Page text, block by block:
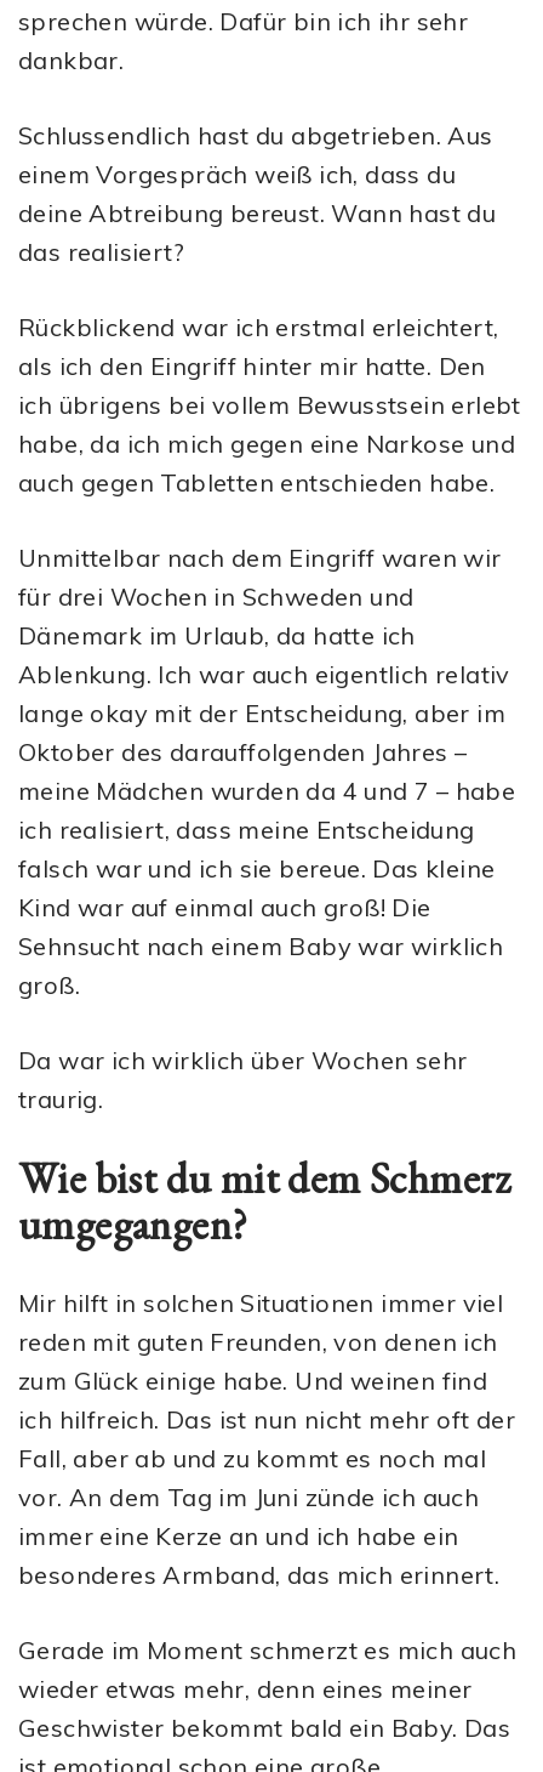
sprechen würde. Dafür bin ich ihr sehr
dankbar.
Schlussendlich hast du abgetrieben. Aus
einem Vorgespräch weiß ich, dass du
deine Abtreibung bereust. Wann hast du
das realisiert?
Rückblickend war ich erstmal erleichtert,
als ich den Eingriff hinter mir hatte. Den
ich übrigens bei vollem Bewusstsein erlebt
habe, da ich mich gegen eine Narkose und
auch gegen Tabletten entschieden habe.
Unmittelbar nach dem Eingriff waren wir
für drei Wochen in Schweden und
Dänemark im Urlaub, da hatte ich
Ablenkung. Ich war auch eigentlich relativ
lange okay mit der Entscheidung, aber im
Oktober des darauffolgenden Jahres –
meine Mädchen wurden da 4 und 7 – habe
ich realisiert, dass meine Entscheidung
falsch war und ich sie bereue. Das kleine
Kind war auf einmal auch groß! Die
Sehnsucht nach einem Baby war wirklich
groß.
Da war ich wirklich über Wochen sehr
traurig.
Wie bist du mit dem Schmerz
umgegangen?
Mir hilft in solchen Situationen immer viel
reden mit guten Freunden, von denen ich
zum Glück einige habe. Und weinen find
ich hilfreich. Das ist nun nicht mehr oft der
Fall, aber ab und zu kommt es noch mal
vor. An dem Tag im Juni zünde ich auch
immer eine Kerze an und ich habe ein
besonderes Armband, das mich erinnert.
Gerade im Moment schmerzt es mich auch
wieder etwas mehr, denn eines meiner
Geschwister bekommt bald ein Baby. Das